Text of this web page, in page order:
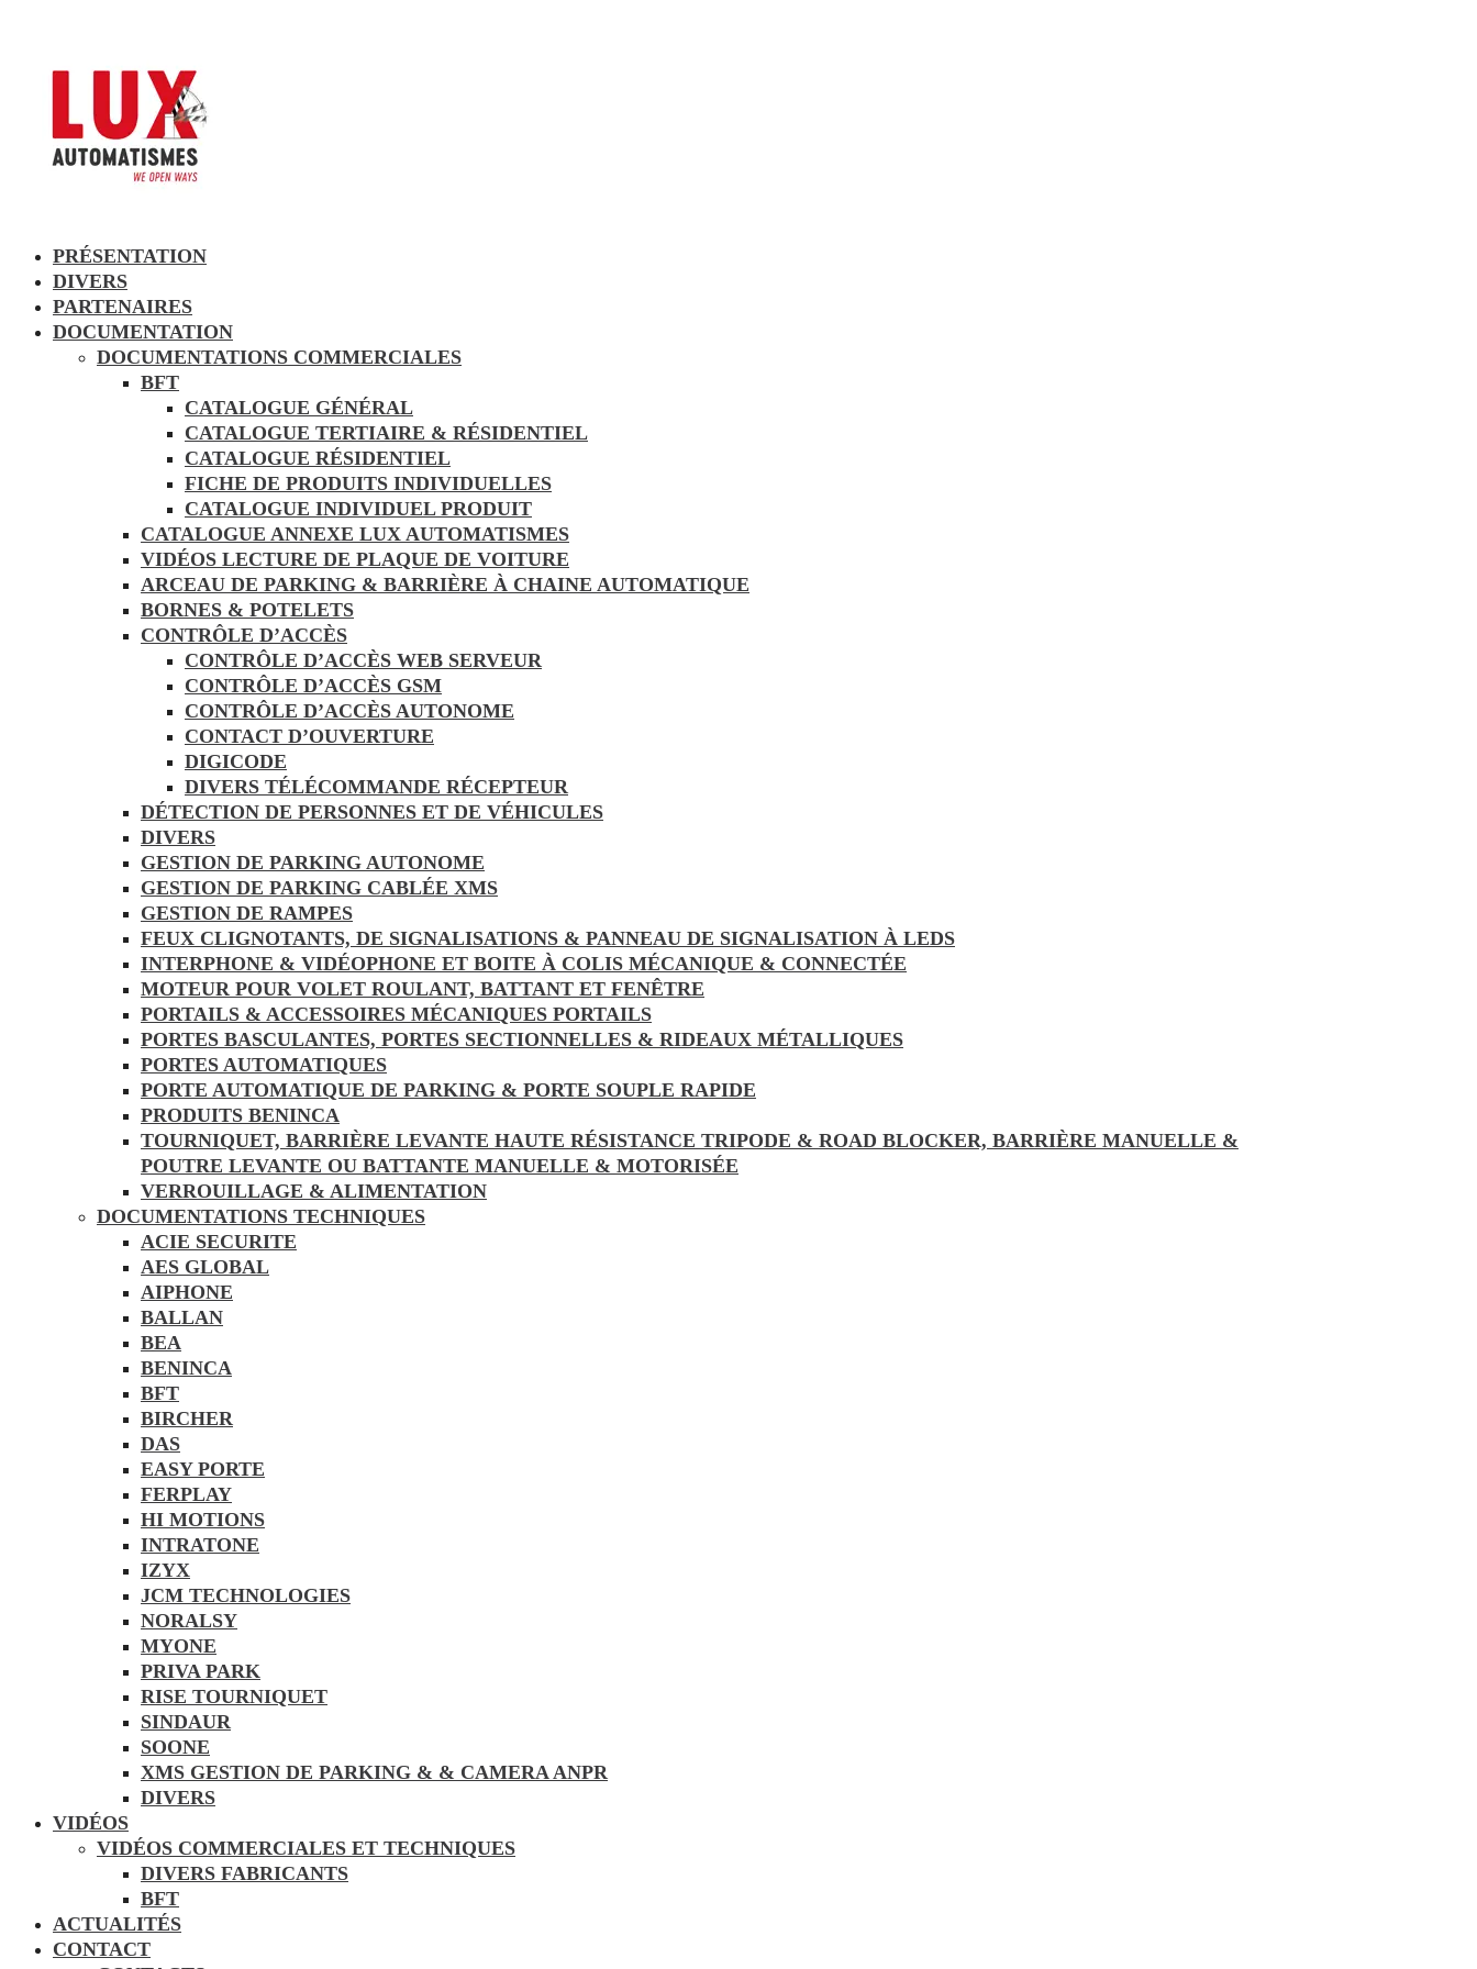
PRÉSENTATION
DIVERS
PARTENAIRES
DOCUMENTATION
DOCUMENTATIONS COMMERCIALES
BFT
CATALOGUE GÉNÉRAL
CATALOGUE TERTIAIRE & RÉSIDENTIEL
CATALOGUE RÉSIDENTIEL
FICHE DE PRODUITS INDIVIDUELLES
CATALOGUE INDIVIDUEL PRODUIT
CATALOGUE ANNEXE LUX AUTOMATISMES
VIDÉOS LECTURE DE PLAQUE DE VOITURE
ARCEAU DE PARKING & BARRIÈRE À CHAINE AUTOMATIQUE
BORNES & POTELETS
CONTRÔLE D’ACCÈS
CONTRÔLE D’ACCÈS WEB SERVEUR
CONTRÔLE D’ACCÈS GSM
CONTRÔLE D’ACCÈS AUTONOME
CONTACT D’OUVERTURE
DIGICODE
DIVERS TÉLÉCOMMANDE RÉCEPTEUR
DÉTECTION DE PERSONNES ET DE VÉHICULES
DIVERS
GESTION DE PARKING AUTONOME
GESTION DE PARKING CABLÉE XMS
GESTION DE RAMPES
FEUX CLIGNOTANTS, DE SIGNALISATIONS & PANNEAU DE SIGNALISATION À LEDS
INTERPHONE & VIDÉOPHONE ET BOITE À COLIS MÉCANIQUE & CONNECTÉE
MOTEUR POUR VOLET ROULANT, BATTANT ET FENÊTRE
PORTAILS & ACCESSOIRES MÉCANIQUES PORTAILS
PORTES BASCULANTES, PORTES SECTIONNELLES & RIDEAUX MÉTALLIQUES
PORTES AUTOMATIQUES
PORTE AUTOMATIQUE DE PARKING & PORTE SOUPLE RAPIDE
PRODUITS BENINCA
TOURNIQUET, BARRIÈRE LEVANTE HAUTE RÉSISTANCE TRIPODE & ROAD BLOCKER, BARRIÈRE MANUELLE &
POUTRE LEVANTE OU BATTANTE MANUELLE & MOTORISÉE
VERROUILLAGE & ALIMENTATION
DOCUMENTATIONS TECHNIQUES
ACIE SECURITE
AES GLOBAL
AIPHONE
BALLAN
BEA
BENINCA
BFT
BIRCHER
DAS
EASY PORTE
FERPLAY
HI MOTIONS
INTRATONE
IZYX
JCM TECHNOLOGIES
NORALSY
MYONE
PRIVA PARK
RISE TOURNIQUET
SINDAUR
SOONE
XMS GESTION DE PARKING & & CAMERA ANPR
DIVERS
VIDÉOS
VIDÉOS COMMERCIALES ET TECHNIQUES
DIVERS FABRICANTS
BFT
ACTUALITÉS
CONTACT